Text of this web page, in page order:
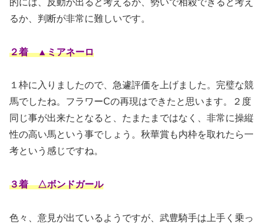
るか、判断が非常に難しいです。
２着 ▲ミアネーロ
１枠に入りましたので、急遽評価を上げました。完璧な競
馬でしたね。フラワーCの再現はできたと思います。２度
同じ事が出来たとなると、たまたまではなく、非常に操縦
性の高い馬という事でしょう。秋華賞も内枠を取れたら一
考という感じですね。
３着 △ボンドガール
色々、意見が出ているようですが、武豊騎手は上手く乗っ